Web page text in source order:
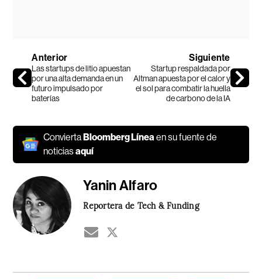
Anterior
Las startups de litio apuestan
por una alta demanda en un
futuro impulsado por
baterías
Siguiente
Startup respaldada por
Altman apuesta por el calor y
el sol para combatir la huella
de carbono de la IA
ConviertaBloomberg Línea en su fuente de
noticiasaquí
Yanin Alfaro
Reportera de Tech & Funding